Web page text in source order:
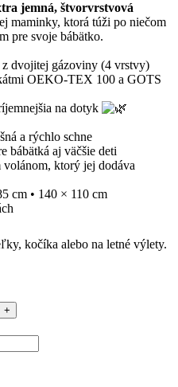
jemná, štvorvrstvová
maminky, ktorá túži po niečom
pre svoje bábätko.
z dvojitej gázoviny (4 vrstvy)
OEKO-TEX 100 a GOTS
na dotyk
a rýchlo schne
bábätká aj väčšie deti
volánom, ktorý jej dodáva
cm • 140 × 110 cm
kočíka alebo na letné výlety.